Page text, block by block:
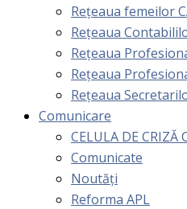
Rețeaua femeilor
Rețeaua
Rețeaua
Reţeaua
Rețeaua
Comunicare
CELULA DE CRIZĂ
Comunicate
Noutăți
Reforma APL